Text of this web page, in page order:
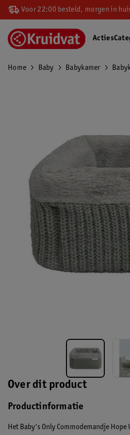
Voor 22:00 besteld, morgen in
Acties
Home Baby Babykamer
Over dit product
Productinformatie
Het Baby's Only Commodemandje